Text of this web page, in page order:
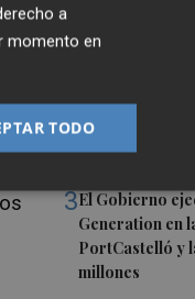
1
Explotaciones
contarán con
través de
2La Fundación
inician una
la posidonia
3El Gobierno
Generation en
PortCastelló y
millones
a
momento en
TODO